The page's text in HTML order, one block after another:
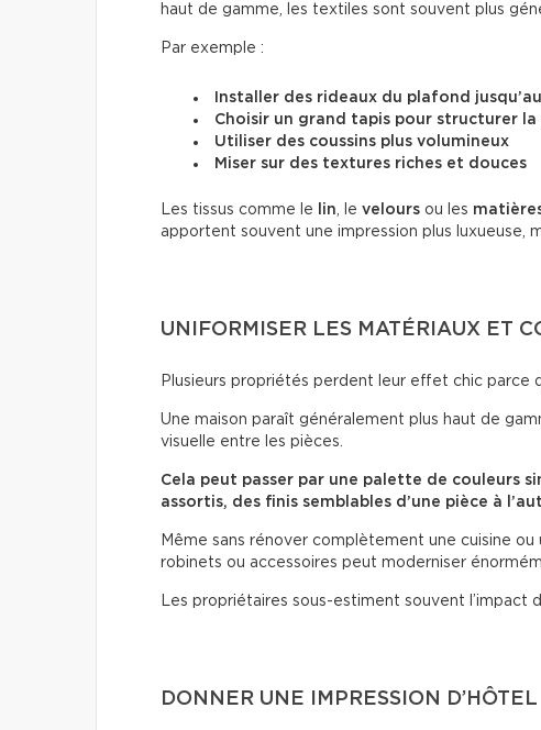
haut de gamme, les textiles sont souvent plus
Par exemple :
Installer des rideaux du plafond jusqu’au
Choisir un grand tapis pour structurer la
Utiliser des coussins plus volumineux
Miser sur des textures riches et douces
Les tissus comme le lin , le velours ou les
apportent souvent une impression plus luxueuse,
UNIFORMISER LES MATÉRIAUX ET
Plusieurs propriétés perdent leur effet chic parce
Une maison paraît généralement plus haut de
visuelle entre les pièces.
Cela peut passer par une palette de couleurs
assortis, des finis semblables d’une pièce à
Même sans rénover complètement une cuisine
robinets ou accessoires peut moderniser
Les propriétaires sous-estiment souvent l’impact
DONNER UNE IMPRESSION D’HÔTEL